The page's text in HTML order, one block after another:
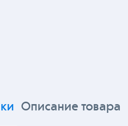
Описание товара